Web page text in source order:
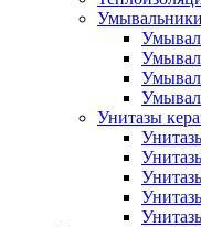
Унитазы